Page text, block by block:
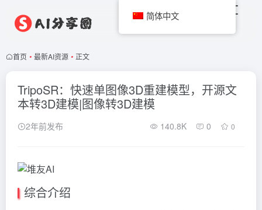
首页 • 最新AI资源 • 正文
TripoSR：快速单图像3D重建模型，开源文
本转3D建模|图像转3D建模
2年前发布 140.8K 0 0
综合介绍
简体中文